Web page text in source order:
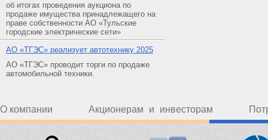
об итогах проведения аукциона по
продаже имущества принадлежащего на
праве собственности АО «Тульские
городские электрические сети»
АO «ТГЭС» реализует автотехнику 2025
АО «ТГЭС» проводит торги по продаже
автомобильной техники.
О компании Акционерам и инвесторам